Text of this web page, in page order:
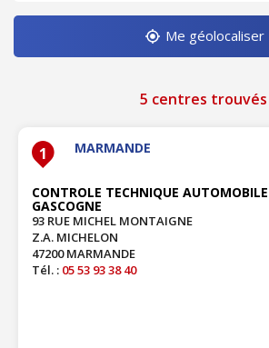
Me géolocaliser
5 centres trouvés
1 MARMANDE
CONTROLE TECHNIQUE AUTOMOBILE
GASCOGNE
93 RUE MICHEL MONTAIGNE
Z.A. MICHELON
47200 MARMANDE
Tél. : 05 53 93 38 40